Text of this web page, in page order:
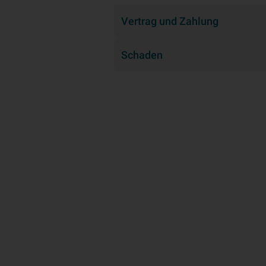
Vertrag und Zahlung
Schaden